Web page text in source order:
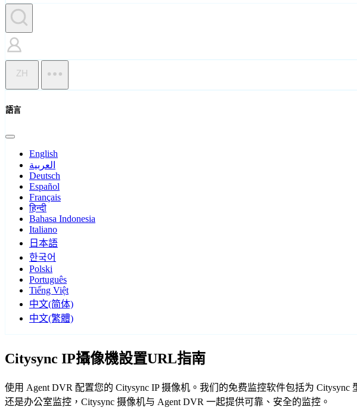
ZH
語言
English
العربية
Deutsch
Español
Français
हिन्दी
Bahasa Indonesia
Italiano
日本語
한국어
Polski
Português
Tiếng Việt
中文(简体)
中文(繁體)
Citysync IP攝像機設置URL指南
使用 Agent DVR 配置您的 Citysync IP 摄像机。我们的免费监控软件包括为
还是办公室监控，Citysync 摄像机与 Agent DVR 一起提供可靠、安全的监控。